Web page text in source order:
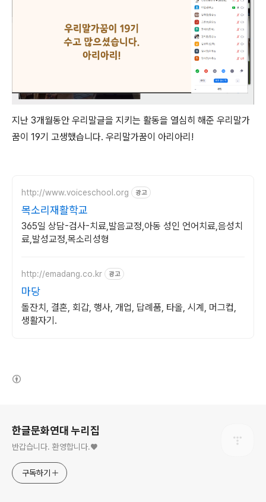
지난 3개월동안 우리말글을 지키는 활동을 열심히 해준 우리말가
꿈이 19기 고생했습니다. 우리말가꿈이 아리아리!
http://www.voiceschool.org 광고
목소리재활학교
365일 상담-검사-치료,발음교정,아동 성인 언어치료,음성치
료,발성교정,목소리성형
http://emadang.co.kr 광고
마당
돌잔치, 결혼, 회갑, 행사, 개업, 답례품, 타올, 시계, 머그컵,
생활자기.
한글문화연대 누리집
반갑습니다. 환영합니다.♥
구독하기